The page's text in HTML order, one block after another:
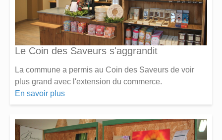
Le Coin des Saveurs s'aggrandit
La commune a permis au Coin des Saveurs de voir
plus grand avec l'extension du commerce.
En savoir plus